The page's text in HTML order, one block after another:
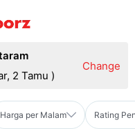
2 Tamu )
Change
Harga per Malam Rating